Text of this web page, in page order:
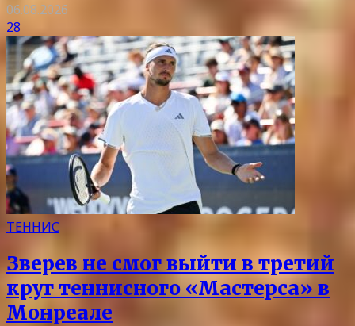
06.08.2026
28
ТЕННИС
Зверев не смог выйти в третий
круг теннисного «Мастерса» в
Монреале